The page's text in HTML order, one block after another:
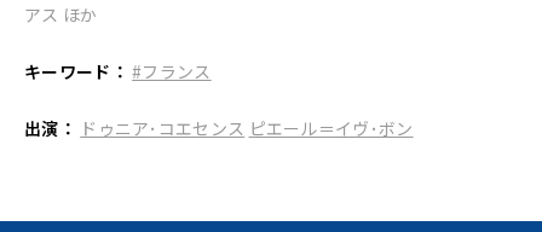
アス ほか
キーワード： #フランス
出演： ドゥニア･コエセンス ピエール＝イヴ･ボン